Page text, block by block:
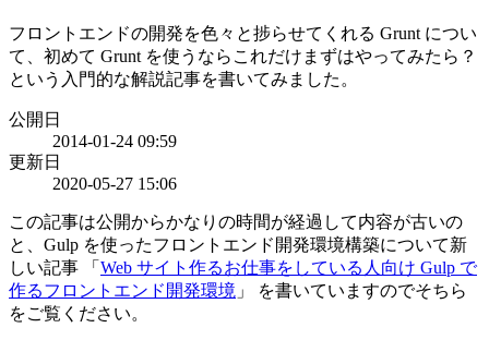
フロントエンドの開発を色々と捗らせてくれる Grunt につい
て、初めて Grunt を使うならこれだけまずはやってみたら？
という入門的な解説記事を書いてみました。
公開日
2014-01-24 09:59
更新日
2020-05-27 15:06
この記事は公開からかなりの時間が経過して内容が古いの
と、Gulp を使ったフロントエンド開発環境構築について新
しい記事 「 Web サイト作るお仕事をしている人向け Gulp で
作るフロントエンド開発環境 」 を書いていますのでそちら
をご覧ください。